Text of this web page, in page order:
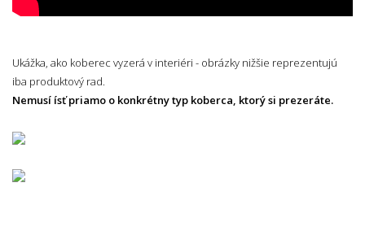
Ukážka, ako koberec vyzerá v interiéri - obrázky nižšie reprezentujú
iba produktový rad.
Nemusí ísť priamo o konkrétny typ koberca, ktorý si prezeráte.